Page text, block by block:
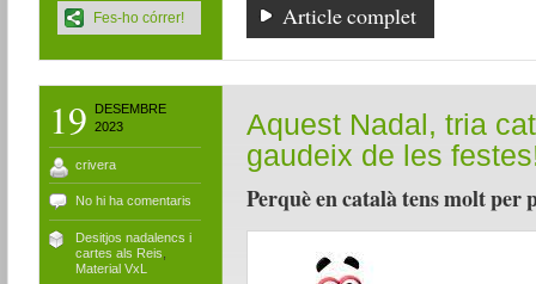
Article complet
Fes-ho córrer!
19
DESEMBRE
2023
crivera
No hi ha comentaris
Desitjos nadalencs i
cartes als Reis
Material VxL
Aquest Nadal, tria
gaudeix de les
Perquè en català tens molt